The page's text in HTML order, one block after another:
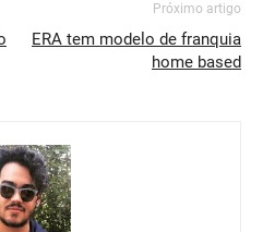
Próximo artigo
ERA tem modelo de franquia
home based